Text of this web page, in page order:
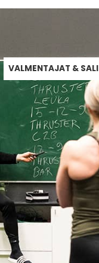
VALMENTAJAT & SALI